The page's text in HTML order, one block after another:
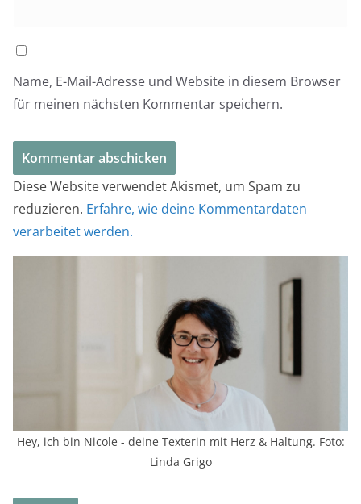
Name, E-Mail-Adresse und Website in diesem Browser
für meinen nächsten Kommentar speichern.
Diese Website verwendet Akismet, um Spam zu
reduzieren. Erfahre, wie deine Kommentardaten
verarbeitet werden.
Hey, ich bin Nicole - deine Texterin mit Herz & Haltung. Foto:
Linda Grigo